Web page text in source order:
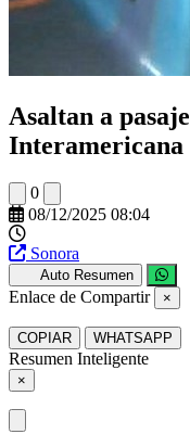
Asaltan a
Interamericana
0
08/12/2025 08:04
Sonora
Auto Resumen
Enlace de Compartir ×
COPIAR WHATSAPP
Resumen Inteligente
×